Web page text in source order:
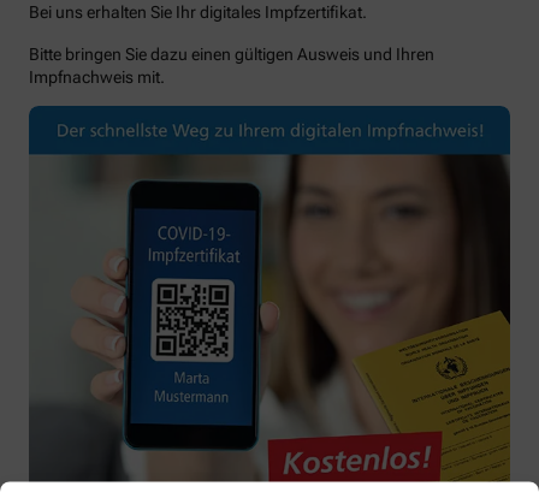
Bei uns erhalten Sie Ihr digitales Impfzertifikat.
Bitte bringen Sie dazu einen gültigen Ausweis und Ihren
Impfnachweis mit.